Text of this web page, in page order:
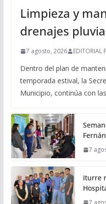
Limpieza y
drenajes
7 agosto, 2026 EDITORIAL
Dentro del plan de
temporada estival, la
Municipio, continúa con las
7
Iturre
7